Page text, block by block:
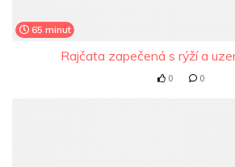
65 minut
Rajčata zapečená s rýží a
0 0